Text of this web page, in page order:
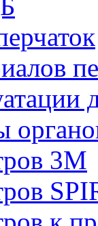
3М